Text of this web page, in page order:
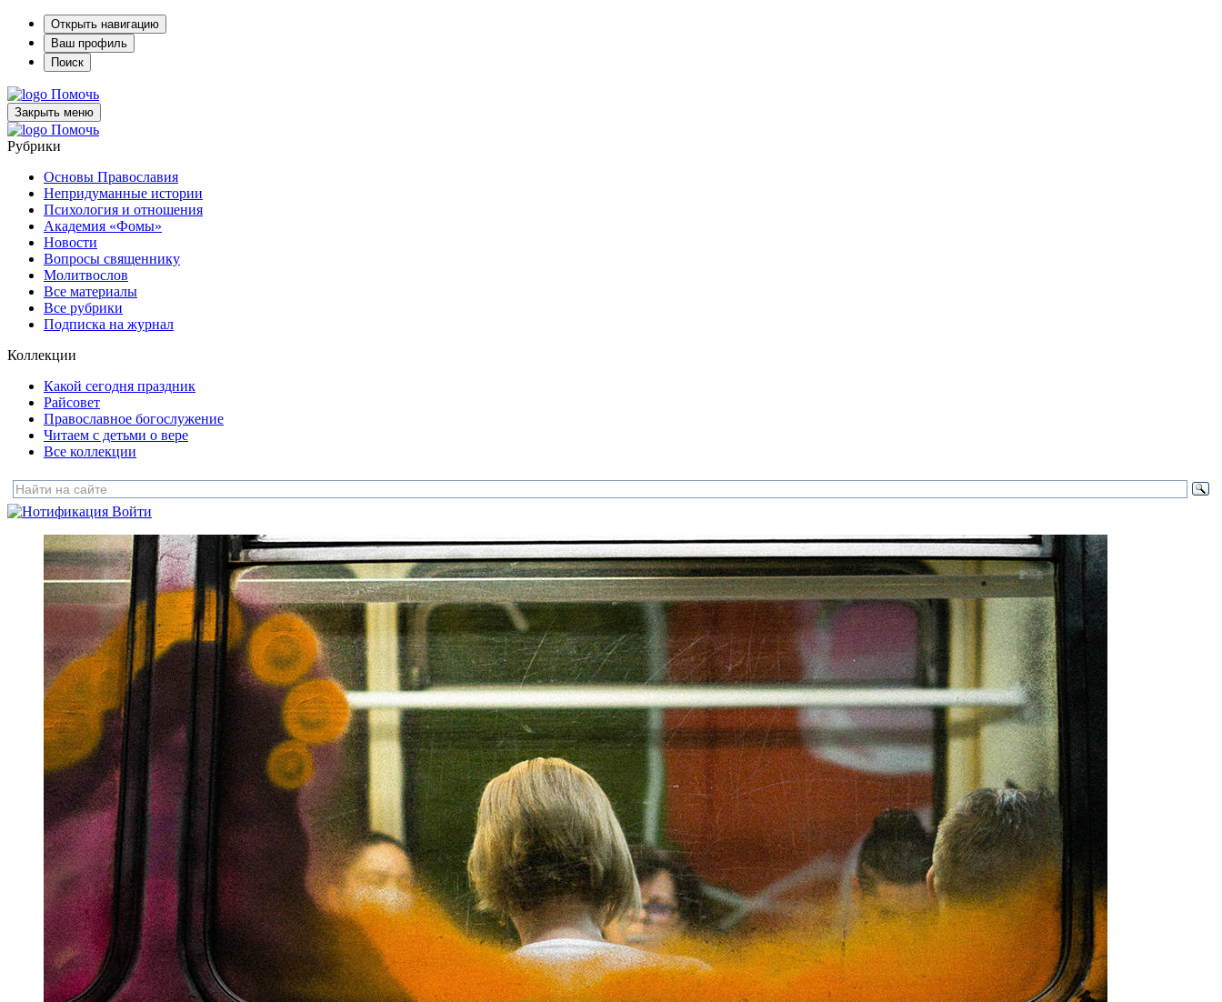
Открыть навигацию
Ваш профиль
Поиск
Помочь
Закрыть меню
Помочь
Рубрики
Основы Православия
Непридуманные истории
Психология и отношения
Академия «Фомы»
Новости
Вопросы священнику
Молитвослов
Все материалы
Все рубрики
Подписка на журнал
Коллекции
Какой сегодня праздник
Райсовет
Православное богослужение
Читаем с детьми о вере
Все коллекции
Войти